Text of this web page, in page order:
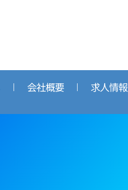
会社概要 求人情報